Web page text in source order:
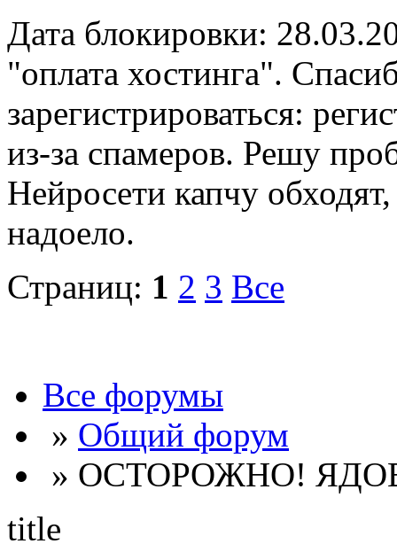
Дата блокировки:
"оплата хостинга".
зарегистрироваться:
из-за спамеров. Решу
Нейросети капчу
надоело.
Страниц: 1 2 3 Все
Все форумы
» Общий форум
» ОСТОРОЖНО!
title